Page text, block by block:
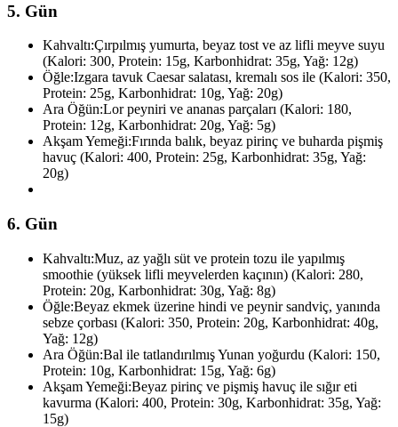
5. Gün
Kahvaltı:Çırpılmış yumurta, beyaz tost ve az lifli meyve suyu
(Kalori: 300, Protein: 15g, Karbonhidrat: 35g, Yağ: 12g)
Öğle:Izgara tavuk Caesar salatası, kremalı sos ile (Kalori: 350,
Protein: 25g, Karbonhidrat: 10g, Yağ: 20g)
Ara Öğün:Lor peyniri ve ananas parçaları (Kalori: 180,
Protein: 12g, Karbonhidrat: 20g, Yağ: 5g)
Akşam Yemeği:Fırında balık, beyaz pirinç ve buharda pişmiş
havuç (Kalori: 400, Protein: 25g, Karbonhidrat: 35g, Yağ:
20g)
6. Gün
Kahvaltı:Muz, az yağlı süt ve protein tozu ile yapılmış
smoothie (yüksek lifli meyvelerden kaçının) (Kalori: 280,
Protein: 20g, Karbonhidrat: 30g, Yağ: 8g)
Öğle:Beyaz ekmek üzerine hindi ve peynir sandviç, yanında
sebze çorbası (Kalori: 350, Protein: 20g, Karbonhidrat: 40g,
Yağ: 12g)
Ara Öğün:Bal ile tatlandırılmış Yunan yoğurdu (Kalori: 150,
Protein: 10g, Karbonhidrat: 15g, Yağ: 6g)
Akşam Yemeği:Beyaz pirinç ve pişmiş havuç ile sığır eti
kavurma (Kalori: 400, Protein: 30g, Karbonhidrat: 35g, Yağ:
15g)